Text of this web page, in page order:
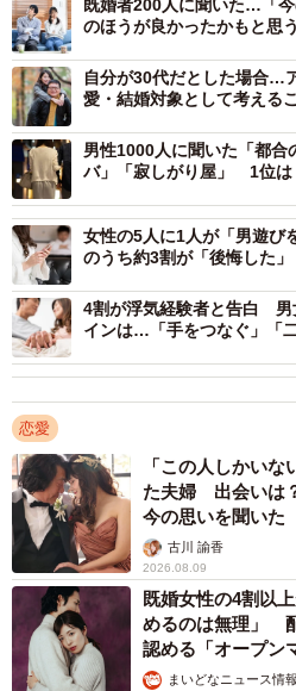
【女性】今まで誰かと恋愛関係に発展し
（提供画像）
まず、「今まで誰かと恋愛関係
りますか」と聞いたところ、男
「別れたことがある」と回答しま
既婚者200人に聞いた…「
のほうが良かったかもと思
自分が30代だとした場合…
愛・結婚対象として考える
男性1000人に聞いた「都合
バ」「寂しがり屋」 1位は
女性の5人に1人が「男遊
のうち約3割が「後悔した」
4割が浮気経験者と告白 男
インは…「手をつなぐ」「
恋愛
「この人しかい
た夫婦 出会いは
今の思いを聞いた
古川 諭香
2026.08.09
既婚女性の4割以
めるのは無理」
認める「オープン
まいどなニュース情